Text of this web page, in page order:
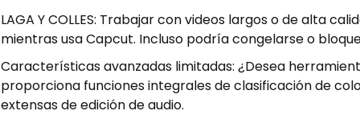
LAGA Y COLLES: Trabajar con videos largos o de alta
mientras usa Capcut. Incluso podría congelarse o
Características avanzadas limitadas: ¿Desea
proporciona funciones integrales de clasificación de
extensas de edición de audio.